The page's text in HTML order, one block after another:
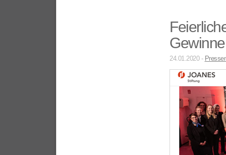
24.01.2020 -